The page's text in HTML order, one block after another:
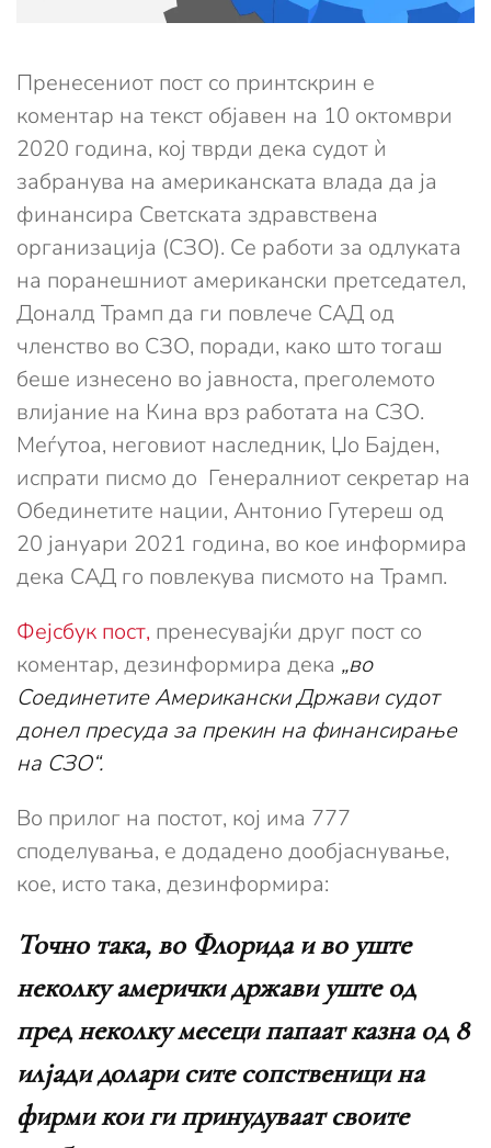
Пренесениот пост со принтскрин е
коментар на текст објавен на 10 октомври
2020 година, кој тврди дека судот ѝ
забранува на американската влада да ја
финансира Светската здравствена
организација (СЗО). Се работи за одлуката
на поранешниот американски претседател,
Доналд Трамп да ги повлече САД од
членство во СЗО, поради, како што тогаш
беше изнесено во јавноста, преголемото
влијание на Кина врз работата на СЗО.
Меѓутоа, неговиот наследник, Џо Бајден,
испрати писмо до Генералниот секретар на
Обединетите нации, Антонио Гутереш од
20 јануари 2021 година, во кое информира
дека САД го повлекува писмото на Трамп.
Фејсбук пост, пренесувајќи друг пост со
коментар, дезинформира дека „во
Соединетите Американски Држави судот
донел пресуда за прекин на финансирање
на СЗО“.
Во прилог на постот, кој има 777
споделувања, е додадено дообјаснување,
кое, исто така, дезинформира:
Точно така, во Флорида и во уште
неколку амерички држави уште од
пред неколку месеци папаат казна од 8
илјади долари сите сопственици на
фирми кои ги принудуваат своите